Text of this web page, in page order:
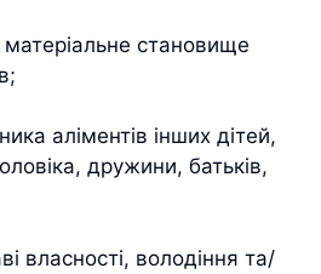
матеріальне становище
аліментів інших дітей,
дружини, батьків,
власності, володіння та/